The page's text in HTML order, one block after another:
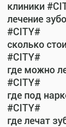
клиники
лечение
#CITY#
сколько
#CITY#
где можно
#CITY#
где под
#CITY#
где лечат